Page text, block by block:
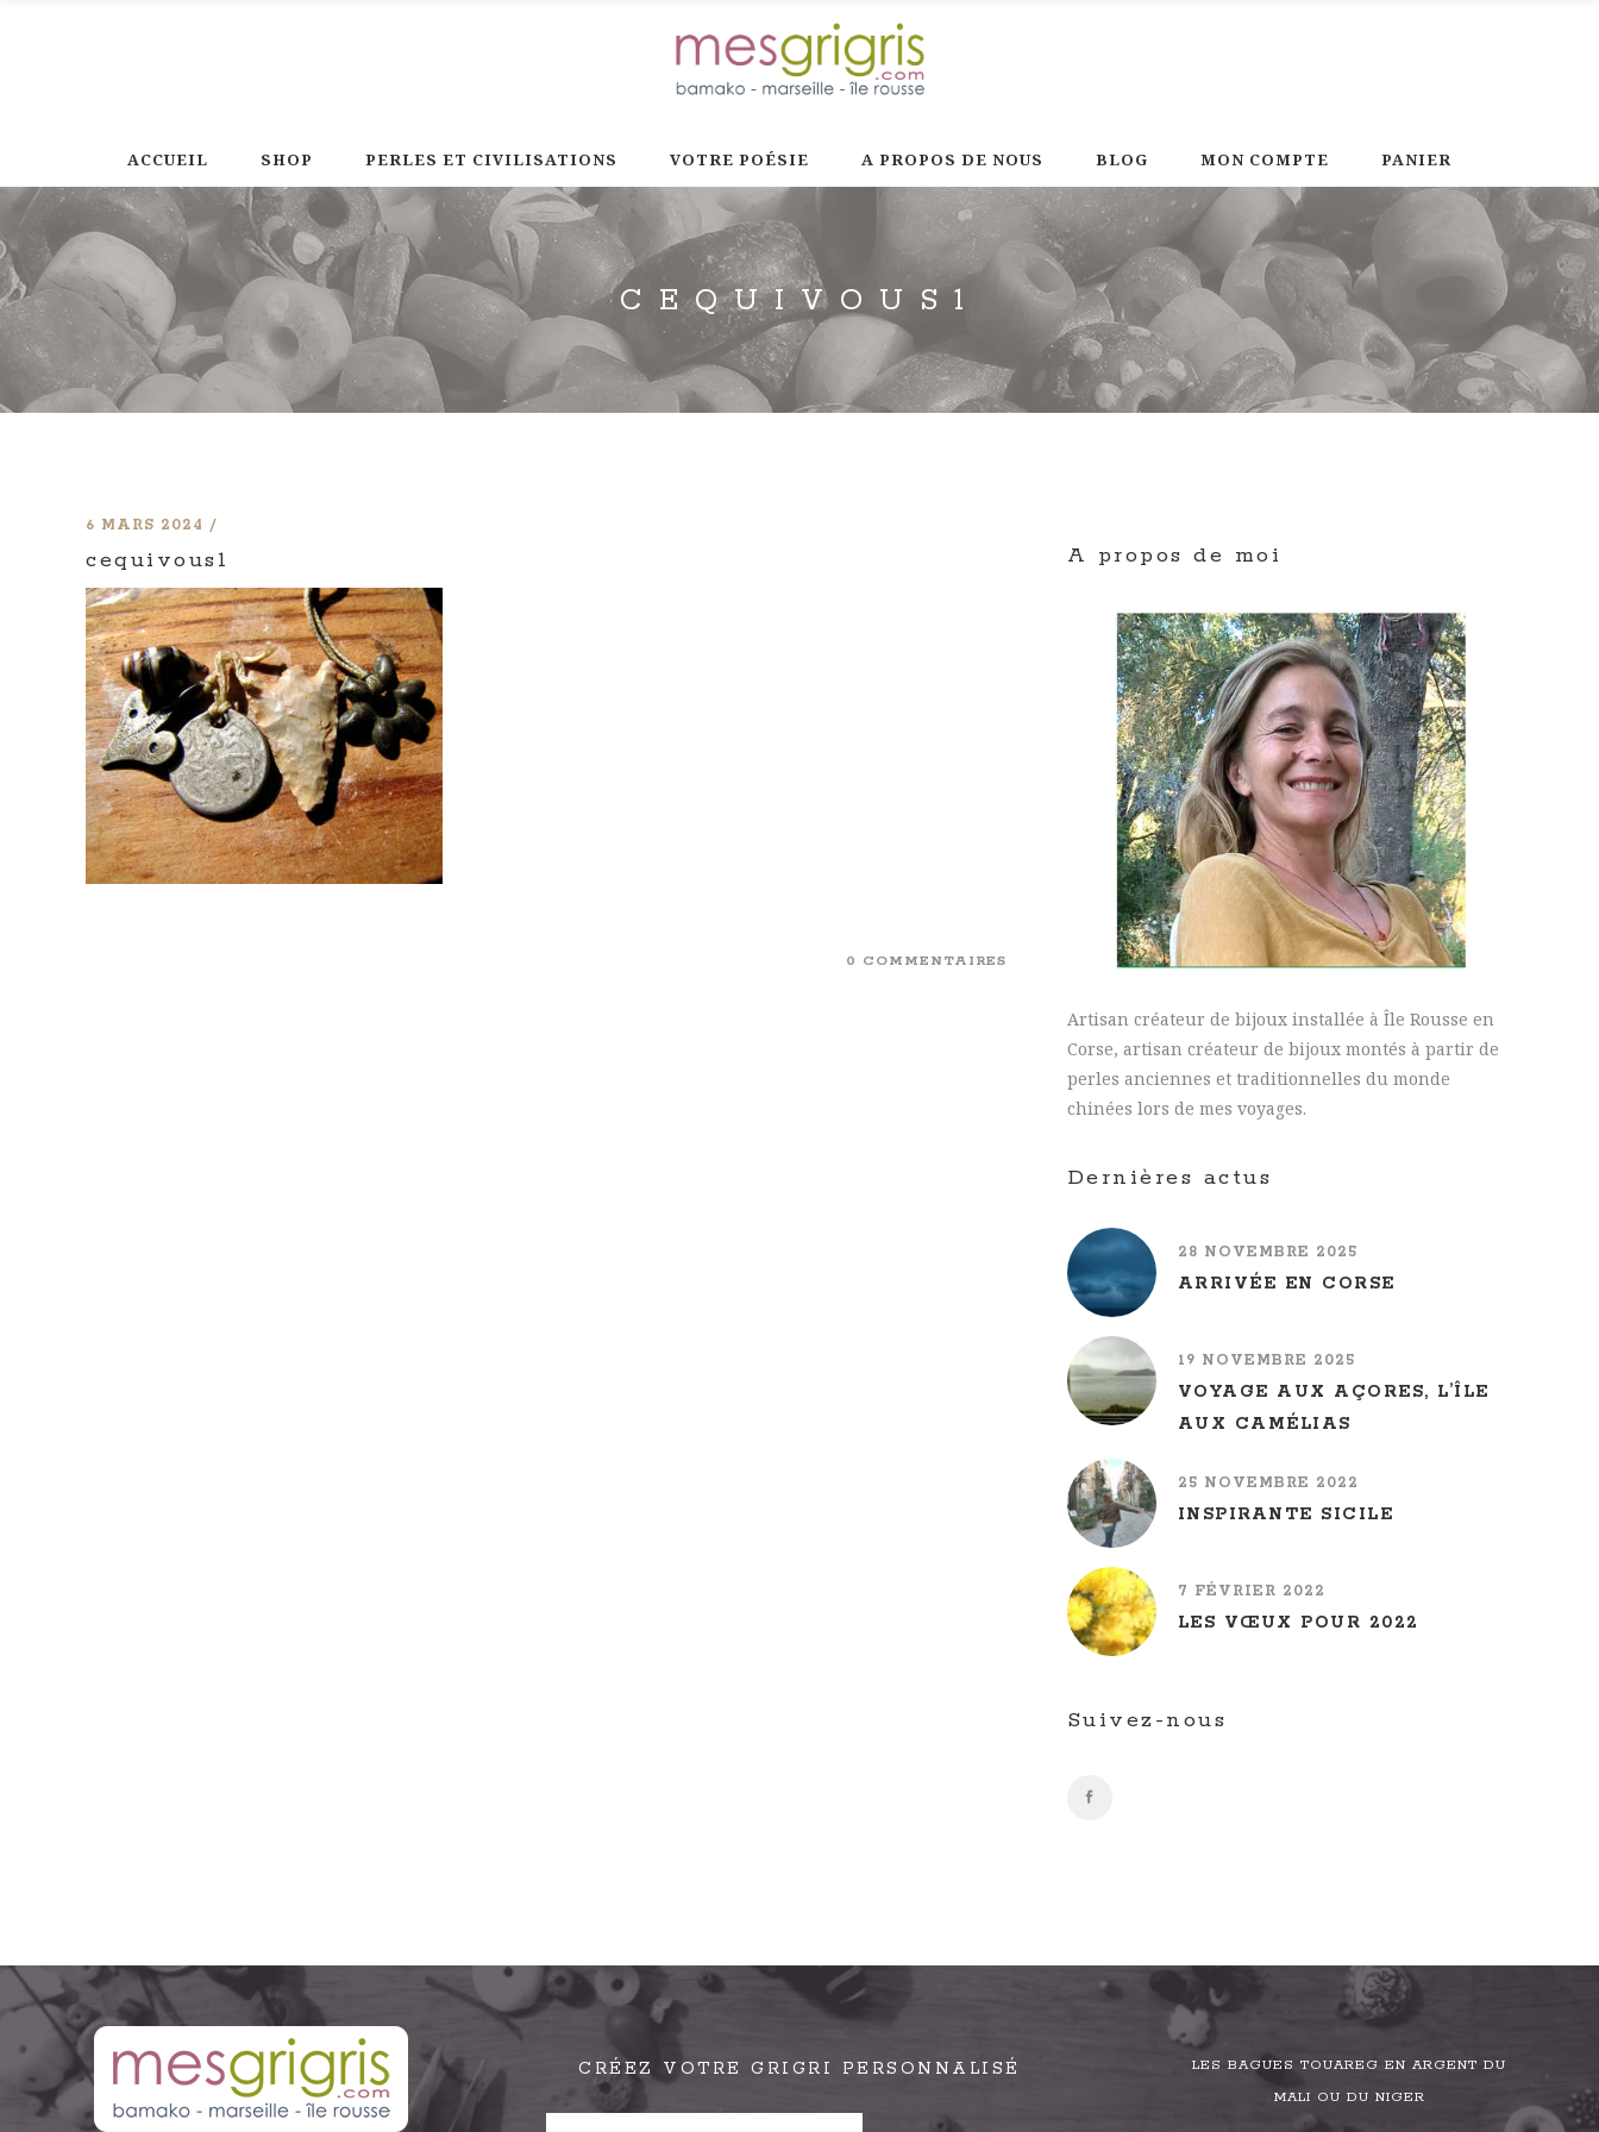
ACCUEIL SHOP PERLES ET CIVILISATIONS VOTRE POÉSIE A PROPOS DE NOUS BLOG MON COMPTE PANIER
CEQUIVOUS1
6 MARS 2024
cequivous1
0 COMMENTAIRES
A propos de moi
Artisan créateur de bijoux installée à Île Rousse en
Corse, artisan créateur de bijoux montés à partir de
perles anciennes et traditionnelles du monde
chinées lors de mes voyages.
Dernières actus
28 NOVEMBRE 2025
ARRIVÉE EN CORSE
19 NOVEMBRE 2025
VOYAGE AUX AÇORES, L’ÎLE
AUX CAMÉLIAS
25 NOVEMBRE 2022
INSPIRANTE SICILE
7 FÉVRIER 2022
LES VŒUX POUR 2022
Suivez-nous
CRÉEZ VOTRE GRIGRI PERSONNALISÉ
LES BAGUES TOUAREG EN ARGENT DU
MALI OU DU NIGER